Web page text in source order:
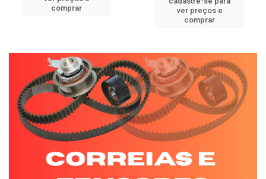
comprar
ver preços e
comprar